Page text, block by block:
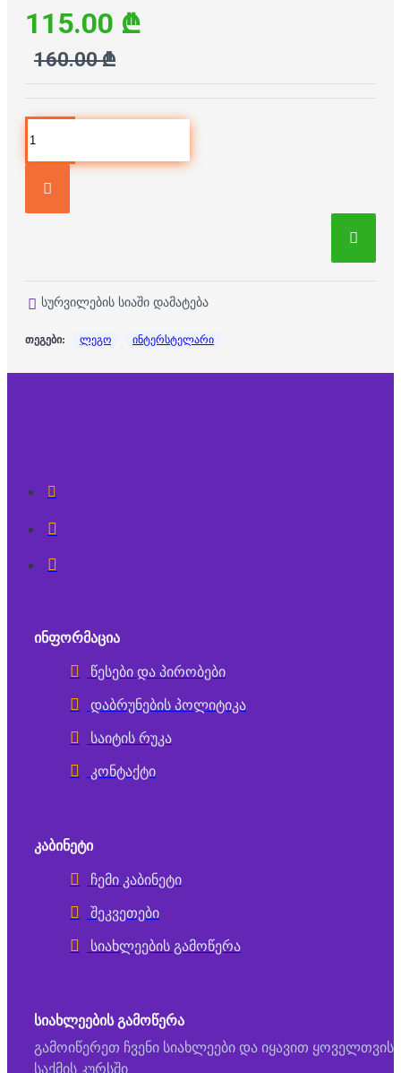
115.00 ₾
160.00 ₾
სურვილების სიაში დამატება
თეგები: ლეგო ინტერსტელარი
ᲘᲜᲤᲝᲠᲛᲐᲪᲘᲐ
წესები და პირობები
დაბრუნების პოლიტიკა
საიტის რუკა
კონტაქტი
ᲙᲐᲑᲘᲜᲔᲢᲘ
ჩემი კაბინეტი
შეკვეთები
სიახლეების გამოწერა
ᲡᲘᲐᲮᲚᲔᲔᲑᲘᲡ ᲒᲐᲛᲝᲬᲔᲠᲐ
გამოიწერეთ ჩვენი სიახლეები და იყავით ყოველთვის
საქმის კურსში